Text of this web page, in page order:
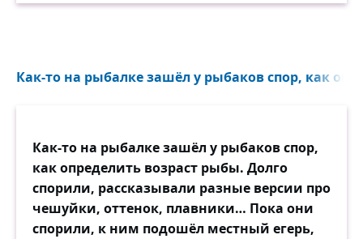
Как-то на рыбалке зашёл у рыбаков спор, как
Как-то на рыбалке зашёл у рыбаков спор,
как определить возраст рыбы. Долго
спорили, рассказывали разные версии про
чешуйки, оттенок, плавники… Пока они
спорили, к ним подошёл местный егерь,